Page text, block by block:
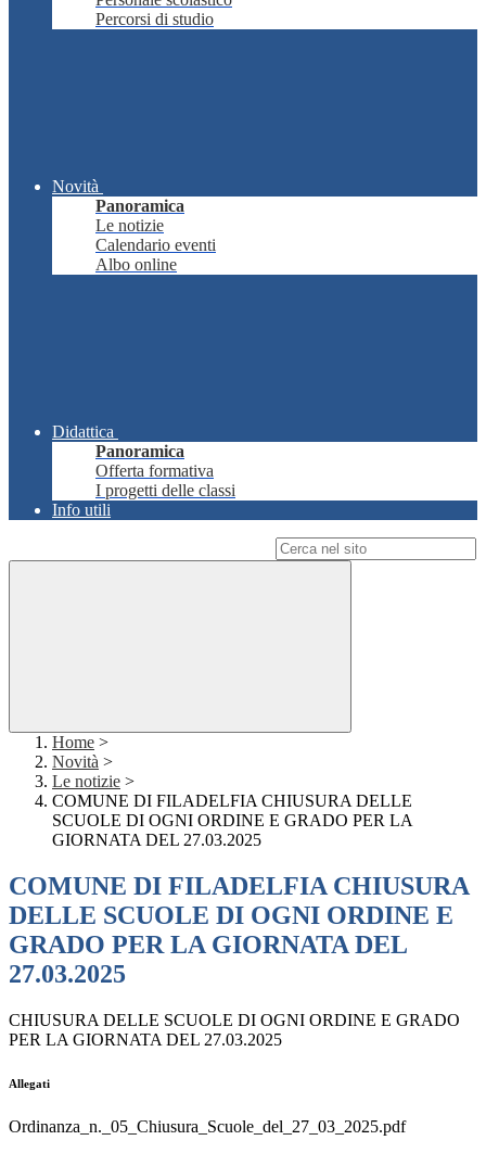
Percorsi di studio
Novità
Panoramica
Le notizie
Calendario eventi
Albo online
Didattica
Panoramica
Offerta formativa
I progetti delle classi
Info utili
Home >
Novità >
Le notizie >
COMUNE DI FILADELFIA CHIUSURA DELLE
SCUOLE DI OGNI ORDINE E GRADO PER LA
GIORNATA DEL 27.03.2025
COMUNE DI FILADELFIA CHIUSURA
DELLE SCUOLE DI OGNI ORDINE E
GRADO PER LA GIORNATA DEL
27.03.2025
CHIUSURA DELLE SCUOLE DI OGNI ORDINE E GRADO
PER LA GIORNATA DEL 27.03.2025
Allegati
Ordinanza_n._05_Chiusura_Scuole_del_27_03_2025.pdf